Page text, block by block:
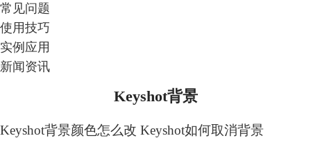
常见问题
使用技巧
实例应用
新闻资讯
Keyshot背景
Keyshot背景颜色怎么改 Keyshot如何取消背景